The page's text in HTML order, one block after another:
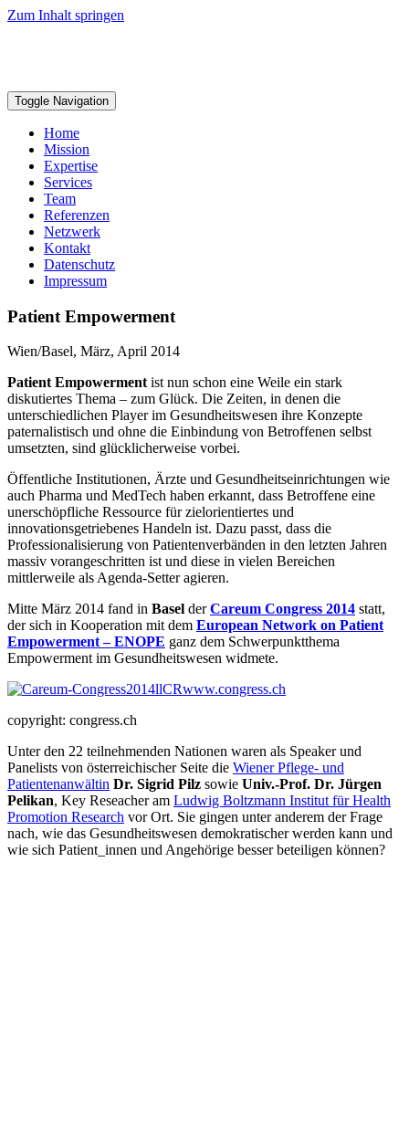
Zum Inhalt springen
Toggle Navigation
Home
Mission
Expertise
Services
Team
Referenzen
Netzwerk
Kontakt
Datenschutz
Impressum
Patient Empowerment
Wien/Basel, März, April 2014
Patient Empowermentist nun schon eine Weile ein stark
diskutiertes Thema – zum Glück. Die Zeiten, in denen die
unterschiedlichen Player im Gesundheitswesen ihre Konzepte
paternalistisch und ohne die Einbindung von Betroffenen selbst
umsetzten, sind glücklicherweise vorbei.
Öffentliche Institutionen, Ärzte und Gesundheitseinrichtungen wie
auch Pharma und MedTech haben erkannt, dass Betroffene eine
unerschöpfliche Ressource für zielorientiertes und
innovationsgetriebenes Handeln ist. Dazu passt, dass die
Professionalisierung von Patientenverbänden in den letzten Jahren
massiv vorangeschritten ist und diese in vielen Bereichen
mittlerweile als Agenda-Setter agieren.
Mitte März 2014 fand in Basel derCareum Congress 2014 statt,
der sich in Kooperation mit dem European Network on Patient
Empowerment – ENOPE ganz dem Schwerpunktthema
Empowerment im Gesundheitswesen widmete.
copyright: congress.ch
Unter den 22 teilnehmenden Nationen waren als Speaker und
Panelists von österreichischer Seite die Wiener Pflege- und
Patientenanwältin Dr. Sigrid Pilz sowie Univ.-Prof. Dr. Jürgen
Pelikan, Key Reseacher am Ludwig Boltzmann Institut für Health
Promotion Research vor Ort. Sie gingen unter anderem der Frage
nach, wie das Gesundheitswesen demokratischer werden kann und
wie sich Patient_innen und Angehörige besser beteiligen können?